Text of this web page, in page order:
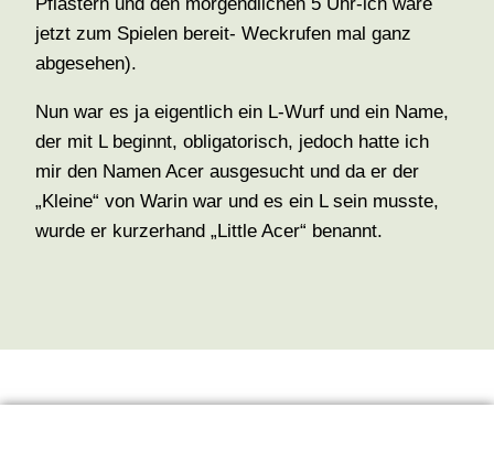
jetzt zum Spielen bereit- Weckrufen mal ganz
abgesehen).
Nun war es ja eigentlich ein L-Wurf und ein Name,
der mit L beginnt, obligatorisch, jedoch hatte ich
mir den Namen Acer ausgesucht und da er der
„Kleine“ von Warin war und es ein L sein musste,
wurde er kurzerhand „Little Acer“ benannt.